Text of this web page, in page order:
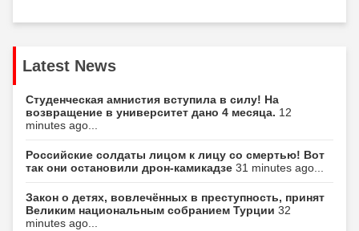
Latest News
Студенческая амнистия вступила в силу! На
возвращение в университет дано 4 месяца. 12
minutes ago...
Российские солдаты лицом к лицу со смертью! Вот
так они остановили дрон-камикадзе 31 minutes ago...
Закон о детях, вовлечённых в преступность, принят
Великим национальным собранием Турции 32
minutes ago...